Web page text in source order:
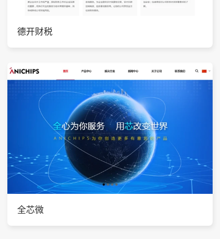
德开财税
全芯微